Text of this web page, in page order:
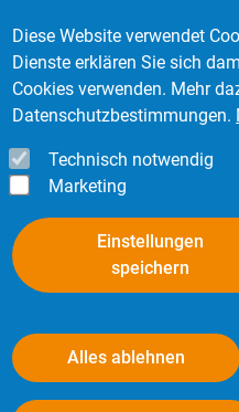
Diese Website verwendet
Dienste erklären Sie sich
Cookies verwenden. Mehr
Datenschutzbestimmungen.
Technisch notwendig
Marketing
Einstellungen
speichern
Alles ablehnen
Motorradreifen -